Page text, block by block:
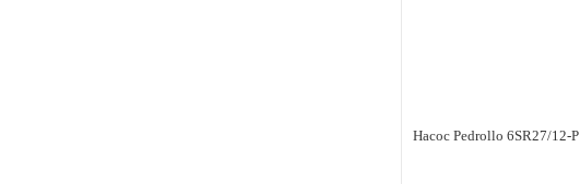
Насос Pedrollo 6SR27/12-P